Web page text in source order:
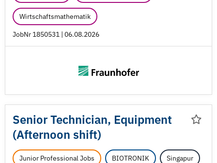
Wirtschaftsmathematik
JobNr 1850531 | 06.08.2026
Senior Technician, Equipment
(Afternoon shift)
Junior Professional Jobs BIOTRONIK Singapur